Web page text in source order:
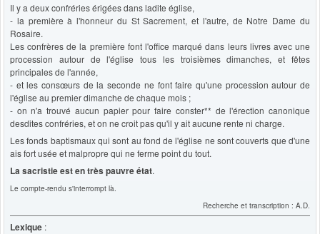
Il y a deux confréries érigées dans ladite église,
- la première à l'honneur du St Sacrement, et l'autre, de Notre Dame du
Rosaire.
Les confrères de la première font l'office marqué dans leurs livres avec une
procession autour de l'église tous les troisièmes dimanches, et fêtes
principales de l'année,
- et les consœurs de la seconde ne font faire qu'une procession autour de
l'église au premier dimanche de chaque mois ;
- on n'a trouvé aucun papier pour faire conster** de l'érection canonique
desdites confréries, et on ne croit pas qu'il y ait aucune rente ni charge.
Les fonds baptismaux qui sont au fond de l'église ne sont couverts que d'une
ais fort usée et malpropre qui ne ferme point du tout.
La sacristie est en très pauvre état.
Le compte-rendu s'interrompt là.
Recherche et transcription : A.D.
Lexique :